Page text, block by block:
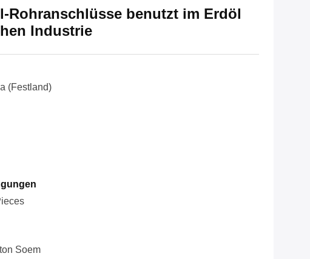
Rohranschlüsse benutzt im Erdöl
Industrie
(Festland)
Soem